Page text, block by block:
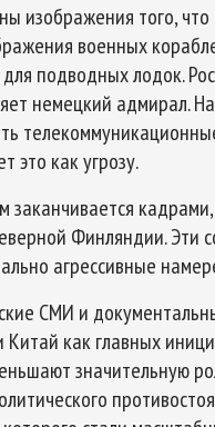
изображения того,
военных
подводных лодок.
немецкий адмирал.
это как угрозу.
заканчивается
Финляндии.
агрессивные
СМИ и
Китай как главных
значительную